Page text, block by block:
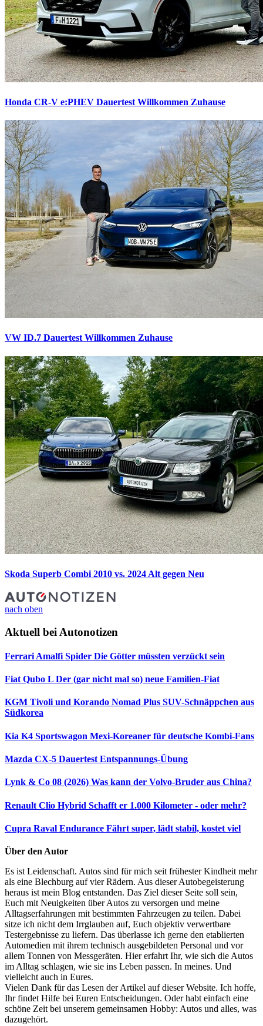
Honda CR-V e:PHEV Dauertest Willkommen Zuhause
VW ID.7 Dauertest Willkommen Zuhause
Skoda Superb Combi 2010 vs. 2024 Alt gegen Neu
nach oben
Aktuell bei Autonotizen
Ferrari Amalfi Spider Die Götter müssten verzückt sein
Fiat Qubo L Der (gar nicht mal so) neue Familien-Fiat
KGM Tivoli und Korando Nomad Plus SUV-Schnäppchen aus
Südkorea
Kia K4 Sportswagon Mexi-Koreaner für deutsche Kombi-Fans
Mazda CX-5 Dauertest Entspannungs-Übung
Lynk & Co 08 (2026) Was kann der Volvo-Bruder aus China?
Renault Clio Hybrid Schafft er 1.000 Kilometer - oder mehr?
Cupra Raval Endurance Fährt super, lädt stabil, kostet viel
Über den Autor
Es ist Leidenschaft. Autos sind für mich seit frühester Kindheit mehr
als eine Blechburg auf vier Rädern. Aus dieser Autobegeisterung
heraus ist mein Blog entstanden. Das Ziel dieser Seite soll sein,
Euch mit Neuigkeiten über Autos zu versorgen und meine
Alltagserfahrungen mit bestimmten Fahrzeugen zu teilen. Dabei
sitze ich nicht dem Irrglauben auf, Euch objektiv verwertbare
Testergebnisse zu liefern. Das überlasse ich gerne den etablierten
Automedien mit ihrem technisch ausgebildeten Personal und vor
allem Tonnen von Messgeräten. Hier erfahrt Ihr, wie sich die Autos
im Alltag schlagen, wie sie ins Leben passen. In meines. Und
vielleicht auch in Eures.
Vielen Dank für das Lesen der Artikel auf dieser Website. Ich hoffe,
Ihr findet Hilfe bei Euren Entscheidungen. Oder habt einfach eine
schöne Zeit bei unserem gemeinsamen Hobby: Autos und alles, was
dazugehört.